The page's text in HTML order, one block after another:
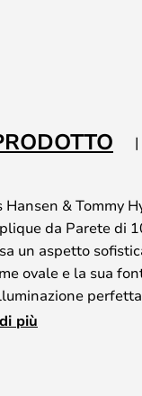
Hansen & Tommy
da Parete di
un aspetto
ovale e la sua
materiali di alta
moderno. Le
più